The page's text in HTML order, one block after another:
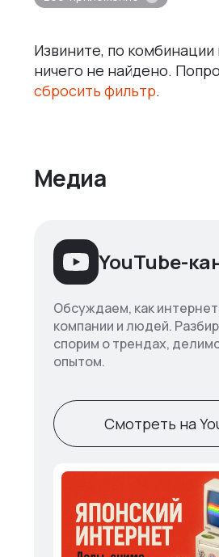
Извините, по
ничего не найдено.
сбросить фильтр.
Медиа
YouTube-
Обсуждаем, как
компании и людей.
спорим о трендах,
опытом.
Смотреть на